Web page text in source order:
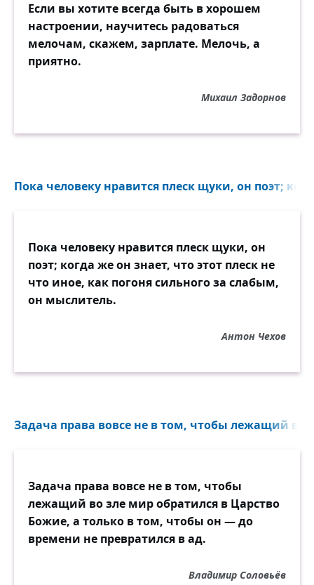
Если вы хотите всегда быть в хорошем
настроении, научитесь радоваться
мелочам, скажем, зарплате. Мелочь, а
приятно.
Михаил Задорнов
Пока человеку нравится плеск щуки, он поэт;
Пока человеку нравится плеск щуки, он
поэт; когда же он знает, что этот плеск не
что иное, как погоня сильного за слабым,
он мыслитель.
Антон Чехов
Задача права вовсе не в том, чтобы лежащий во
Задача права вовсе не в том, чтобы
лежащий во зле мир обратился в Царство
Божие, а только в том, чтобы он — до
времени не превратился в ад.
Владимир Соловьёв